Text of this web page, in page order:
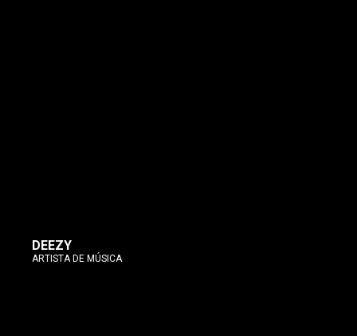
DEEZY
ARTISTA DE MÚSICA